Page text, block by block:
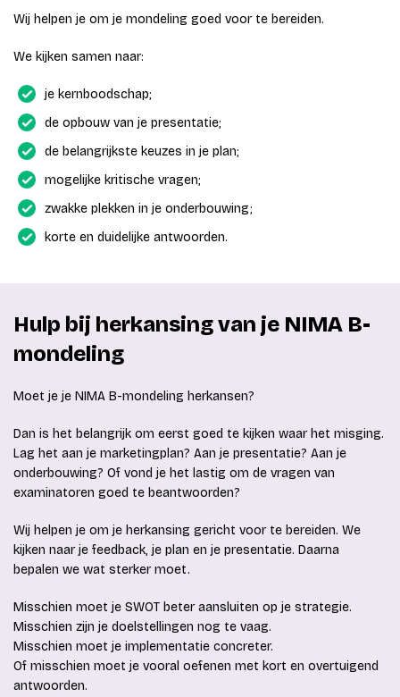
Wij helpen je om je mondeling goed voor te bereiden.
We kijken samen naar:
je kernboodschap;
de opbouw van je presentatie;
de belangrijkste keuzes in je plan;
mogelijke kritische vragen;
zwakke plekken in je onderbouwing;
korte en duidelijke antwoorden.
Hulp bij herkansing van je NIMA B-
mondeling
Moet je je NIMA B-mondeling herkansen?
Dan is het belangrijk om eerst goed te kijken waar het misging.
Lag het aan je marketingplan? Aan je presentatie? Aan je
onderbouwing? Of vond je het lastig om de vragen van
examinatoren goed te beantwoorden?
Wij helpen je om je herkansing gericht voor te bereiden. We
kijken naar je feedback, je plan en je presentatie. Daarna
bepalen we wat sterker moet.
Misschien moet je SWOT beter aansluiten op je strategie.
Misschien zijn je doelstellingen nog te vaag.
Misschien moet je implementatie concreter.
Of misschien moet je vooral oefenen met kort en overtuigend
antwoorden.